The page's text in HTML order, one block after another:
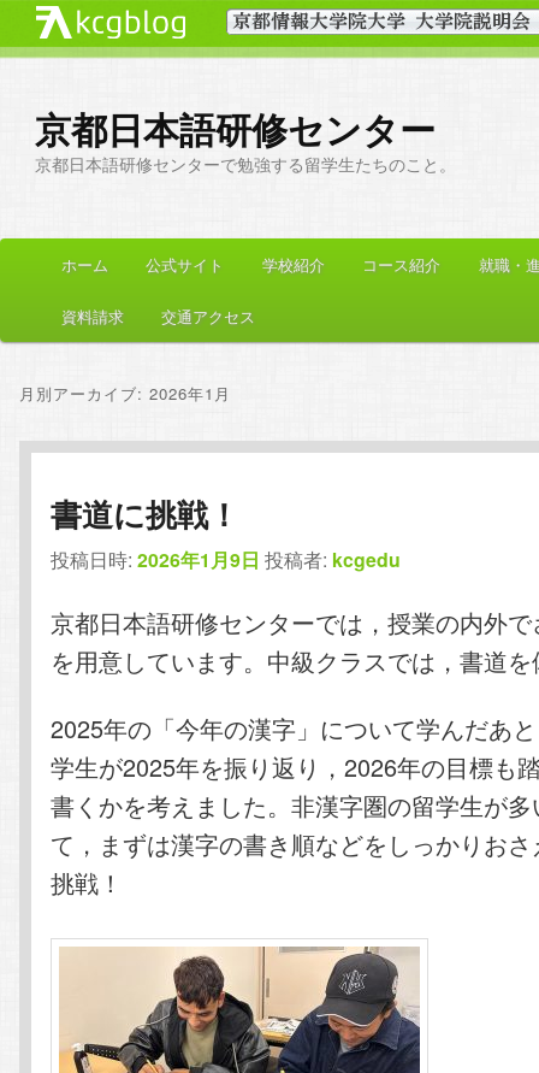
京都日本語研修センター
京都日本語研修センターで勉強する留学生たちのこと。
メ
メ
イ
ン
コ
ン
テ
ン
ツ
へ
移
動
サ
ブ
コ
ン
テ
ン
ツ
へ
移
動
ホーム 公式サイト 学校紹介 コース紹介 就職・
資料請求 交通アクセス
月別アーカイブ:2026年1月
書道に挑戦！
投稿日時:2026年1月9日 投稿者: kcgedu
京都日本語研修センターでは，授業の内外
を用意しています。中級クラスでは，書道
2025年の「今年の漢字」について学んだあ
学生が2025年を振り返り，2026年の目標も
書くかを考えました。非漢字圏の留学生が
て，まずは漢字の書き順などをしっかりお
挑戦！